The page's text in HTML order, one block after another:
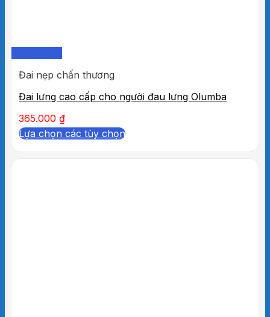
Đai nẹp chấn thương
Đai lưng cao cấp cho người đau lưng Olumba
365.000 ₫
Lựa chọn các tùy chọn